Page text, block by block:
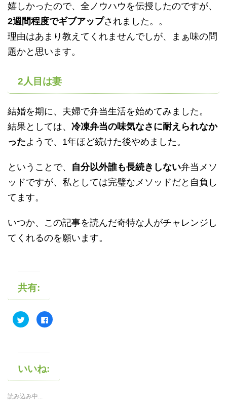
嬉しかったので、全ノウハウを伝授したのですが、
2週間程度でギブアップされました。。
理由はあまり教えてくれませんでしが、まぁ味の問
題かと思います。
2人目は妻
結婚を期に、夫婦で弁当生活を始めてみました。
結果としては、 冷凍弁当の味気なさに耐えられなか
ったようで、1年ほど続けた後やめました。
ということで、 自分以外誰も長続きしない弁当メソ
ッドですが、私としては完璧なメソッドだと自負し
てます。
いつか、この記事を読んだ奇特な人がチャレンジし
てくれるのを願います。
共有:
ク
リ
T
i
t
で
F
a
o
いいね:
読み込み中...